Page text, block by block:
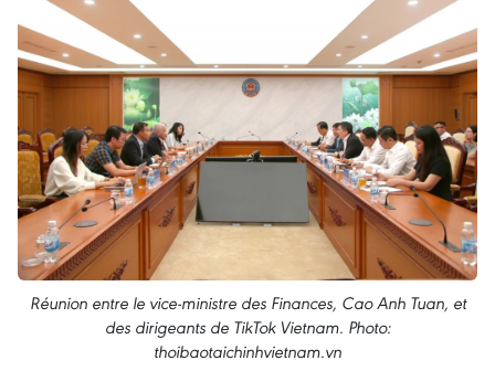
Réunion entre le vice-ministre des Finances, Cao Anh Tuan, et
des dirigeants de TikTok Vietnam. Photo:
thoibaotaichinhvietnam.vn